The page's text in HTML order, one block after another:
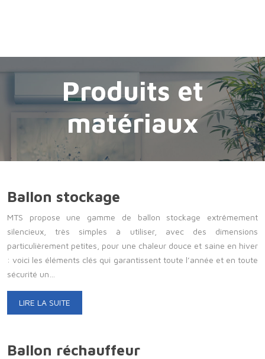
Produits et
matériaux
Ballon stockage
MTS propose une gamme de ballon stockage extrêmement
silencieux, très simples à utiliser, avec des dimensions
particulièrement petites, pour une chaleur douce et saine en hiver
: voici les éléments clés qui garantissent toute l’année et en toute
sécurité un…
LIRE LA SUITE
Ballon réchauffeur